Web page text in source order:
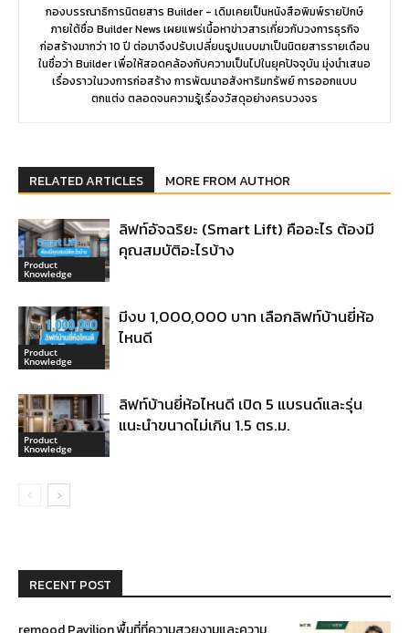
กองบรรณาธิการนิตยสาร Builder - เดิมเคยเป็นหนังสือพิมพ์รายปักษ์
ภายใต้ชื่อ Builder News เผยแพร่เนื้อหาข่าวสารเกี่ยวกับวงการธุรกิจ
ก่อสร้างมากว่า 10 ปี ต่อมาจึงปรับเปลี่ยนรูปแบบมาเป็นนิตยสารรายเดือน
ในชื่อว่า Builder เพื่อให้สอดคล้องกับความเป็นไปในยุคปัจจุบัน มุ่งนำเสนอ
เรื่องราวในวงการก่อสร้าง การพัฒนาอสังหาริมทรัพย์ การออกแบบ
ตกแต่ง ตลอดจนความรู้เรื่องวัสดุอย่างครบวงจร
RELATED ARTICLES MORE FROM AUTHOR
Product
Knowledge
ลิฟท์อัจฉริยะ (Smart Lift) คืออะไร ต้องมี
คุณสมบัติอะไรบ้าง
Product
Knowledge
มีงบ 1,000,000 บาท เลือกลิฟท์บ้านยี่ห้อ
ไหนดี
Product
Knowledge
ลิฟท์บ้านยี่ห้อไหนดี เปิด 5 แบรนด์และรุ่น
แนะนำขนาดไม่เกิน 1.5 ตร.ม.
RECENT POST